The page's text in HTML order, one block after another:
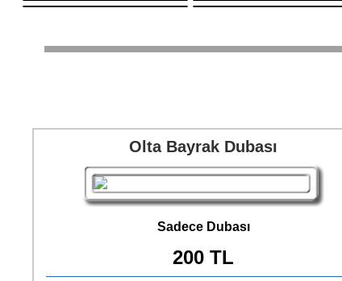
Olta Bayrak Dubası
Sadece Dubası
200 TL